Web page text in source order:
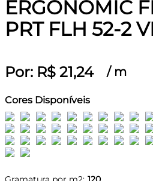
ERGONOMIC
PRT FLH 52-2
Por: R$ 21,24 / m
Cores Disponíveis